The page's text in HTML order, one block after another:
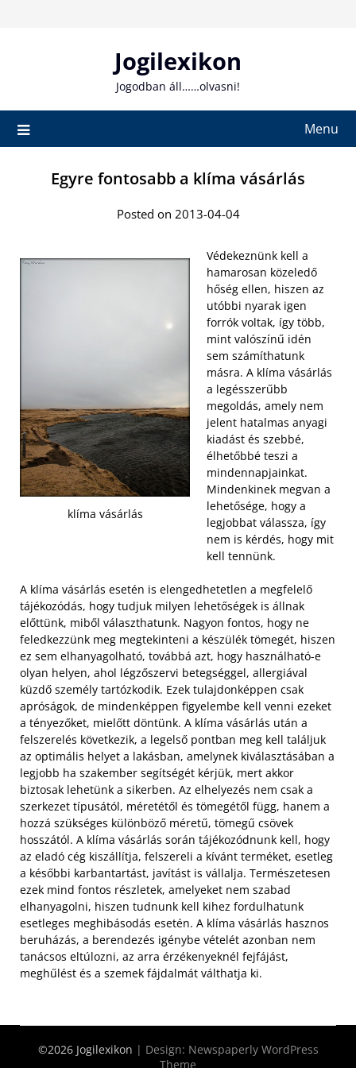
Jogilexikon
Jogodban áll……olvasni!
Menu
Egyre fontosabb a klíma vásárlás
Posted on 2013-04-04
klíma vásárlás
Védekeznünk kell a
hamarosan közeledő
hőség ellen, hiszen az
utóbbi nyarak igen
forrók voltak, így több,
mint valószínű idén
sem számíthatunk
másra. A klíma vásárlás
a legésszerűbb
megoldás, amely nem
jelent hatalmas anyagi
kiadást és szebbé,
élhetőbbé teszi a
mindennapjainkat.
Mindenkinek megvan a
lehetősége, hogy a
legjobbat válassza, így
nem is kérdés, hogy mit
kell tennünk.
A klíma vásárlás esetén is elengedhetetlen a megfelelő
tájékozódás, hogy tudjuk milyen lehetőségek is állnak
előttünk, miből választhatunk. Nagyon fontos, hogy ne
feledkezzünk meg megtekinteni a készülék tömegét, hiszen
ez sem elhanyagolható, továbbá azt, hogy használható-e
olyan helyen, ahol légzőszervi betegséggel, allergiával
küzdő személy tartózkodik. Ezek tulajdonképpen csak
apróságok, de mindenképpen figyelembe kell venni ezeket
a tényezőket, mielőtt döntünk. A klíma vásárlás után a
felszerelés következik, a legelső pontban meg kell találjuk
az optimális helyet a lakásban, amelynek kiválasztásában a
legjobb ha szakember segítségét kérjük, mert akkor
biztosak lehetünk a sikerben. Az elhelyezés nem csak a
szerkezet típusától, méretétől és tömegétől függ, hanem a
hozzá szükséges különböző méretű, tömegű csövek
hosszától. A klíma vásárlás során tájékozódnunk kell, hogy
az eladó cég kiszállítja, felszereli a kívánt terméket, esetleg
a későbbi karbantartást, javítást is vállalja. Természetesen
ezek mind fontos részletek, amelyeket nem szabad
elhanyagolni, hiszen tudnunk kell kihez fordulhatunk
esetleges meghibásodás esetén. A klíma vásárlás hasznos
beruházás, a berendezés igénybe vételét azonban nem
tanácsos eltúlozni, az arra érzékenyeknél fejfájást,
meghűlést és a szemek fájdalmát válthatja ki.
©2026 Jogilexikon | Design: Newspaperly WordPress
Theme